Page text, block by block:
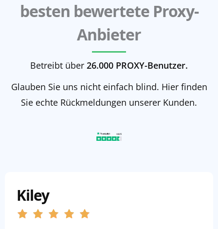
besten bewertete Proxy-
Anbieter
Betreibt über 26.000 PROXY-Benutzer.
Glauben Sie uns nicht einfach blind. Hier finden
Sie echte Rückmeldungen unserer Kunden.
Kiley